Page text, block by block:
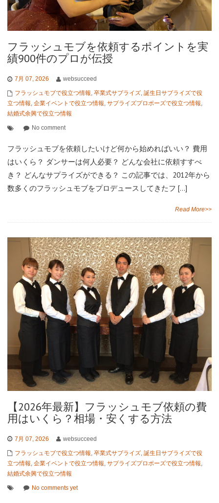
フラッシュモブを依頼するポイントを実
績900件のプロが伝授
7月 07, 2026 websucceed
フラッシュモブで役立つ情報, 卒業式サプライズ, 誕生日サプライズで役
立つ情報, 企業イベントで役立つ情報, サプライズプロポーズで役立つ情報,
結婚式余興で役立つ情報
No comment
フラッシュモブを依頼したいけど何から始めればいい？ 費用
はいくら？ ダンサーは何人必要？ どんな会社に依頼すすべ
き？ どんなサプライズができる？ この記事では、2012年から
数多くのフラッシュモブをプロデュースしてきたフ […]
Read More>>
【2026年最新】フラッシュモブ依頼の費
用はいくら？相場・安くする方法
7月 07, 2026 websucceed
フラッシュモブで役立つ情報 卒業式サプライズ 誕生日サプライズで役
立つ情報 企業イベントで役立つ情報 サプライズプロポーズで役立つ情報
結婚式余興で役立つ情報
No comments yet